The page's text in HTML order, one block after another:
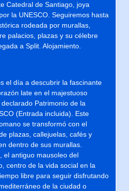
Catedral de Santiago, joya
la UNESCO. Seguiremos hasta
rodeada por murallas,
palacios, plazas y su célebre
a Split. Alojamiento.
el día a descubrir la fascinante
late en el majestuoso
Patrimonio de la
(Entrada incluida). Este
se transformó con el
plazas, callejuelas, cafés y
dentro de sus murallas.
el antiguo mausoleo del
centro de la vida social en la
libre para seguir disfrutando
de la ciudad o